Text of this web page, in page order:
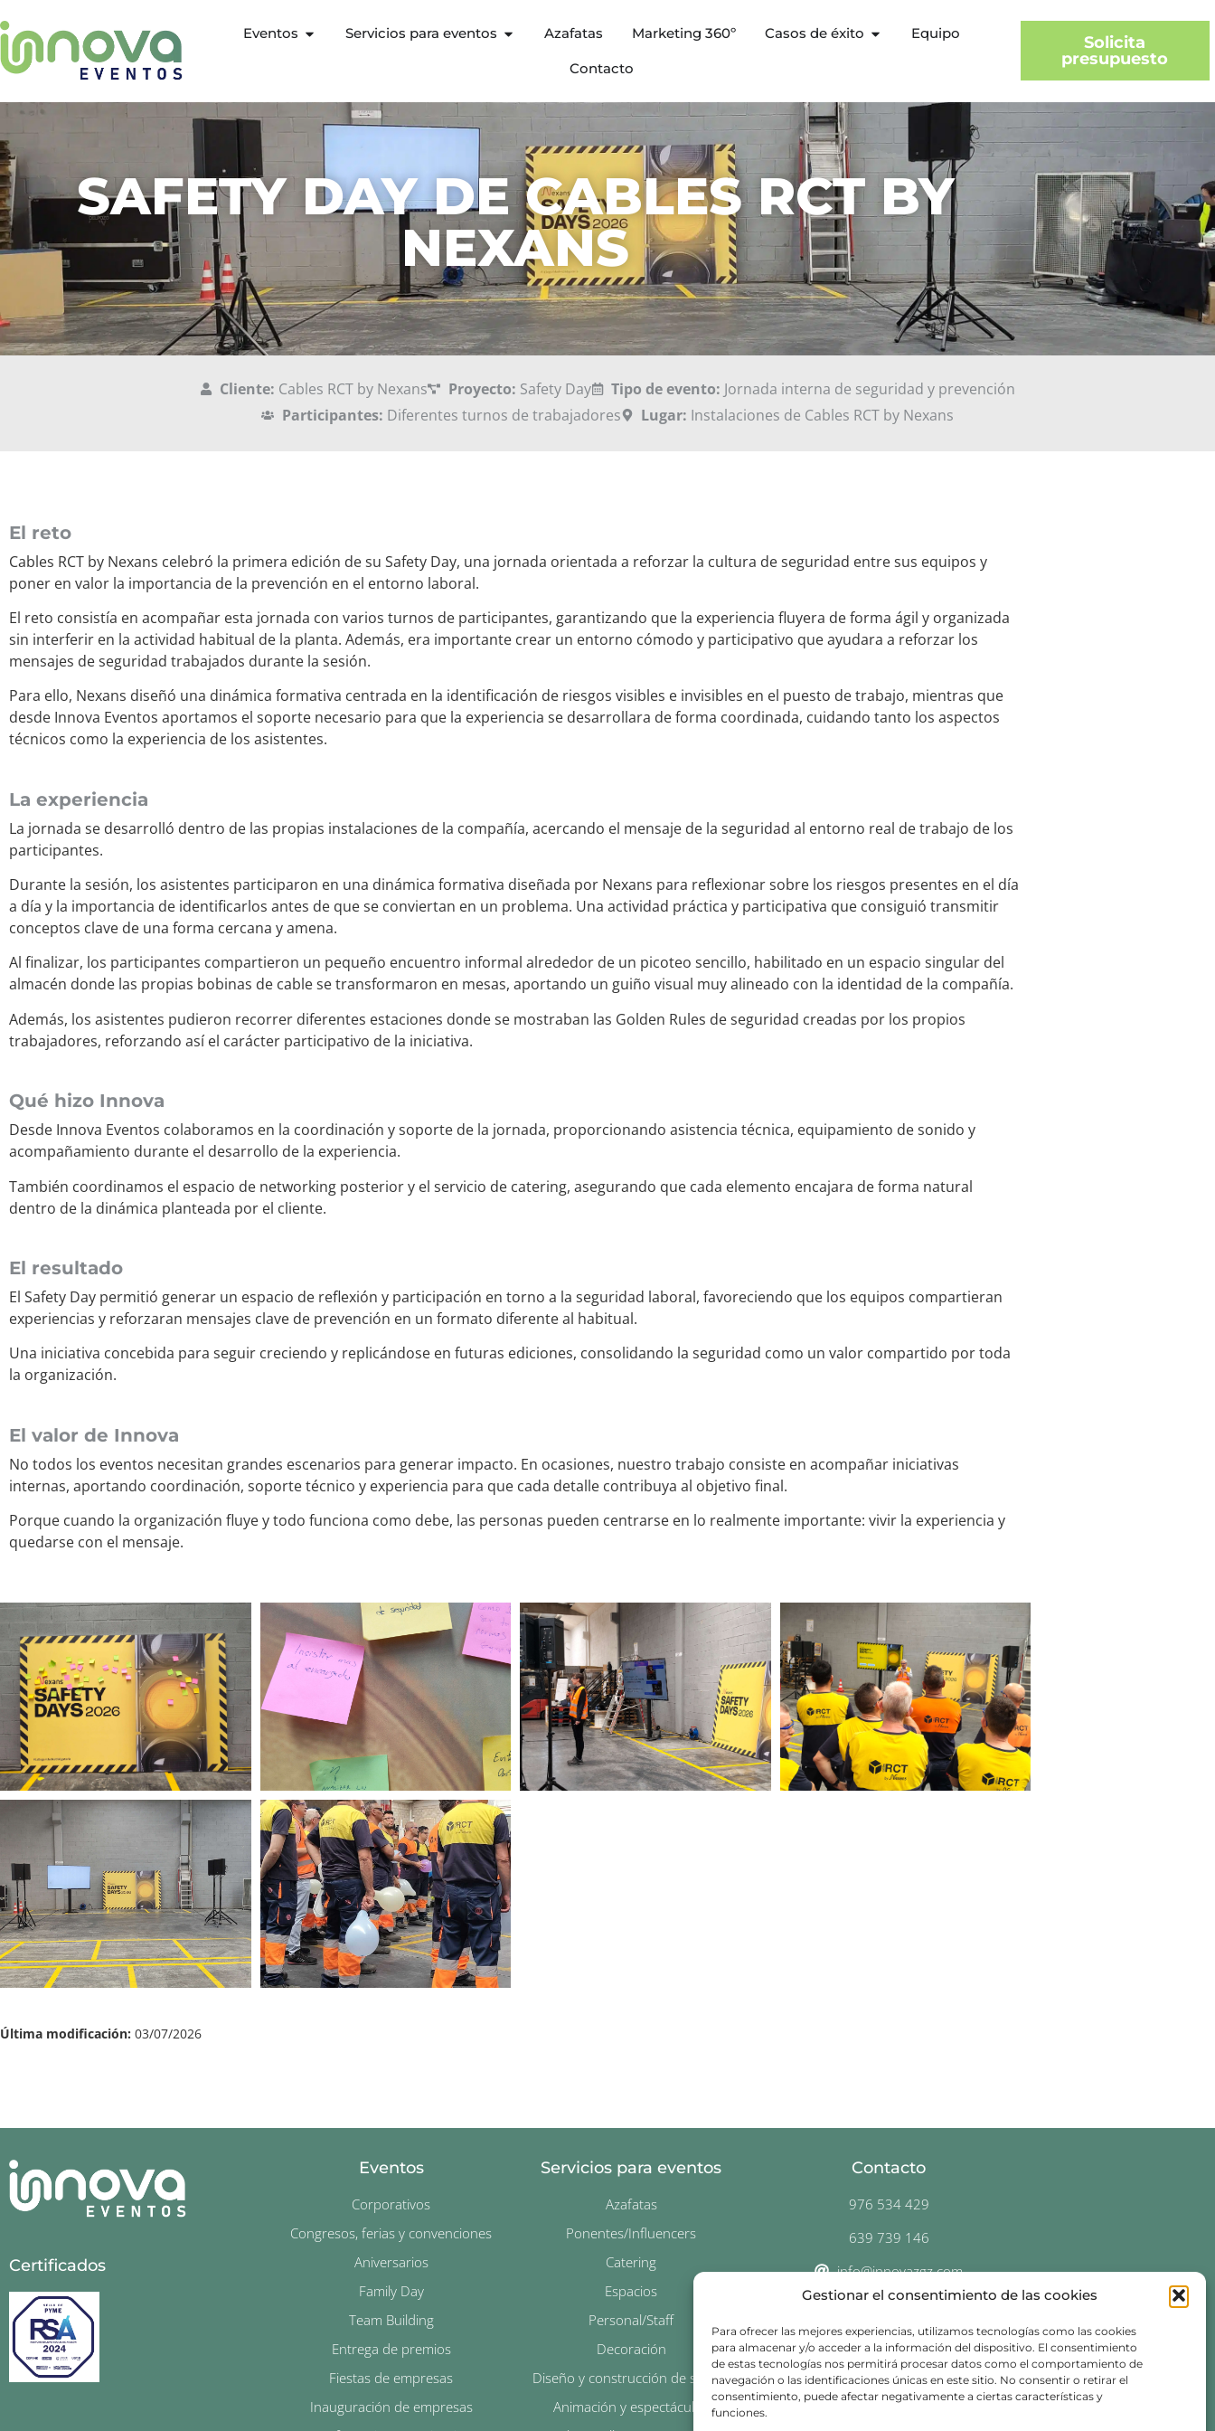
Gestionar el consentimiento de las cookies
Para ofrecer las mejores experiencias, utilizamos tecnologías como las cookies
para almacenar y/o acceder a la información del dispositivo. El consentimiento
de estas tecnologías nos permitirá procesar datos como el comportamiento de
navegación o las identificaciones únicas en este sitio. No consentir o retirar el
consentimiento, puede afectar negativamente a ciertas características y
funciones.
Eventos Servicios para eventos Azafatas Marketing 360º Casos de éxito Equipo
Contacto
Solicita
presupuesto
SAFETY DAY DE CABLES RCT BY
NEXANS
Cliente: Cables RCT by Nexans Proyecto: Safety Day Tipo de evento: Jornada interna de seguridad y prevención
Participantes: Diferentes turnos de trabajadores Lugar: Instalaciones de Cables RCT by Nexans
El reto
Cables RCT by Nexans celebró la primera edición de su Safety Day, una jornada orientada a reforzar la cultura de seguridad entre sus equipos y
poner en valor la importancia de la prevención en el entorno laboral.
El reto consistía en acompañar esta jornada con varios turnos de participantes, garantizando que la experiencia fluyera de forma ágil y organizada
sin interferir en la actividad habitual de la planta. Además, era importante crear un entorno cómodo y participativo que ayudara a reforzar los
mensajes de seguridad trabajados durante la sesión.
Para ello, Nexans diseñó una dinámica formativa centrada en la identificación de riesgos visibles e invisibles en el puesto de trabajo, mientras que
desde Innova Eventos aportamos el soporte necesario para que la experiencia se desarrollara de forma coordinada, cuidando tanto los aspectos
técnicos como la experiencia de los asistentes.
La experiencia
La jornada se desarrolló dentro de las propias instalaciones de la compañía, acercando el mensaje de la seguridad al entorno real de trabajo de los
participantes.
Durante la sesión, los asistentes participaron en una dinámica formativa diseñada por Nexans para reflexionar sobre los riesgos presentes en el día
a día y la importancia de identificarlos antes de que se conviertan en un problema. Una actividad práctica y participativa que consiguió transmitir
conceptos clave de una forma cercana y amena.
Al finalizar, los participantes compartieron un pequeño encuentro informal alrededor de un picoteo sencillo, habilitado en un espacio singular del
almacén donde las propias bobinas de cable se transformaron en mesas, aportando un guiño visual muy alineado con la identidad de la compañía.
Además, los asistentes pudieron recorrer diferentes estaciones donde se mostraban las Golden Rules de seguridad creadas por los propios
trabajadores, reforzando así el carácter participativo de la iniciativa.
Qué hizo Innova
Desde Innova Eventos colaboramos en la coordinación y soporte de la jornada, proporcionando asistencia técnica, equipamiento de sonido y
acompañamiento durante el desarrollo de la experiencia.
También coordinamos el espacio de networking posterior y el servicio de catering, asegurando que cada elemento encajara de forma natural
dentro de la dinámica planteada por el cliente.
El resultado
El Safety Day permitió generar un espacio de reflexión y participación en torno a la seguridad laboral, favoreciendo que los equipos compartieran
experiencias y reforzaran mensajes clave de prevención en un formato diferente al habitual.
Una iniciativa concebida para seguir creciendo y replicándose en futuras ediciones, consolidando la seguridad como un valor compartido por toda
la organización.
El valor de Innova
No todos los eventos necesitan grandes escenarios para generar impacto. En ocasiones, nuestro trabajo consiste en acompañar iniciativas
internas, aportando coordinación, soporte técnico y experiencia para que cada detalle contribuya al objetivo final.
Porque cuando la organización fluye y todo funciona como debe, las personas pueden centrarse en lo realmente importante: vivir la experiencia y
quedarse con el mensaje.
Última modificación: 03/07/2026
Certificados
Eventos
Corporativos
Congresos, ferias y convenciones
Aniversarios
Family Day
Team Building
Entrega de premios
Fiestas de empresas
Inauguración de empresas
Servicios para eventos
Azafatas
Ponentes/Influencers
Catering
Espacios
Personal/Staff
Decoración
Diseño y construcción de stands
Animación y espectáculos
Contacto
976 534 429
639 739 146
info@innovazgz.com
C. Don Jaime I, 34 duplicado,
50001 Zaragoza